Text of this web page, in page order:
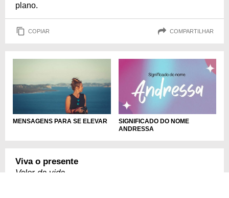
plano.
COPIAR COMPARTILHAR
MENSAGENS PARA SE ELEVAR
SIGNIFICADO DO NOME
ANDRESSA
Viva o presente
Valor da vida